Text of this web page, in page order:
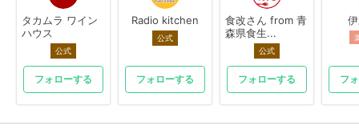
タカムラ ワイン
ハウス
公式
フォローする
Radio kitchen
公式
フォローする
食改さん from 青
森県食生...
公式
フォローする フ